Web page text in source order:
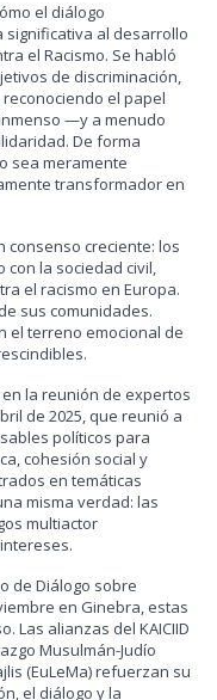
el diálogo
al desarrollo
el Racismo. Se habló
de discriminación,
el papel
—y a menudo
De forma
sea meramente
transformador en
consenso creciente: los
con la sociedad civil,
el racismo en Europa.
sus comunidades.
el terreno emocional de
la reunión de expertos
de 2025, que reunió a
políticos para
cohesión social y
en temáticas
misma verdad: las
multiactor
de Diálogo sobre
en Ginebra, estas
Las alianzas del KAICIID
Musulmán-Judío
(EuLeMa) refuerzan su
el diálogo y la